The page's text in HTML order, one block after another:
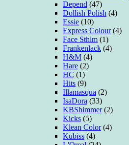
Depend (47)
Dollish Polish (4)
Essie (10)
Express Colour(4)
Face Sthlm (1)
Frankenlack (4)
H&M (4)
Hare (2)
HC (1)
Hits (9)
Illamasqua (2)
IsaDora (33)
KBShimmer(2)
Kicks (5)
Klean Color(4)
Kubiss (4)